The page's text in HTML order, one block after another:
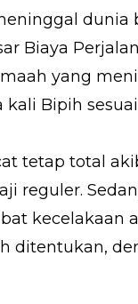
dunia
Biaya
yang
Bipih
tetap total
reguler.
kecelakaan
ditentukan,